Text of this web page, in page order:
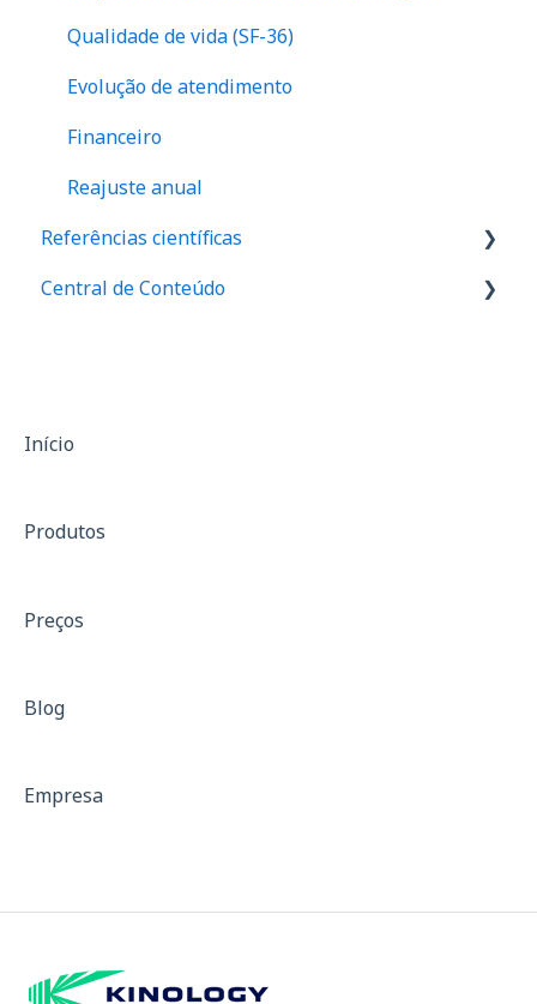
Qualidade de vida (SF-36)
Evolução de atendimento
Financeiro
Reajuste anual
Referências científicas
Valores de referência de força
Assimetria
SF-36
Dinamômetro de Preensão Palmar
Central de Conteúdo
Casos de sucesso
Início
Produtos
Preços
Blog
Empresa